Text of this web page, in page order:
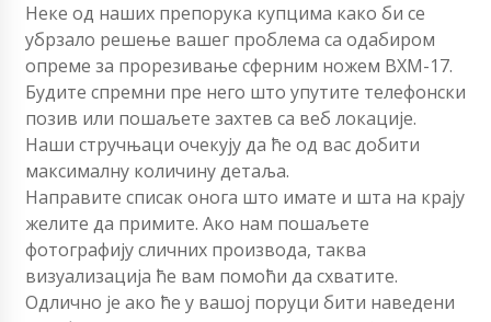
Неке од наших препорука купцима како би се
убрзало решење вашег проблема са одабиром
опреме за прорезивање сферним ножем ВХМ-17.
Будите спремни пре него што упутите телефонски
позив или пошаљете захтев са веб локације.
Наши стручњаци очекују да ће од вас добити
максималну количину детаља.
Направите списак онога што имате и шта на крају
желите да примите. Ако нам пошаљете
фотографију сличних производа, таква
визуализација ће вам помоћи да схватите.
Одлично је ако ће у вашој поруци бити наведени